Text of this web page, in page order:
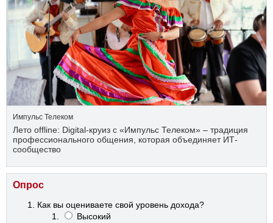
Импульс Телеком
Лето offline: Digital-круиз с «Импульс Телеком» – традиция
профессионального общения, которая объединяет ИТ-
сообщество
Опрос
Как вы оцениваете свой уровень дохода?
Высокий